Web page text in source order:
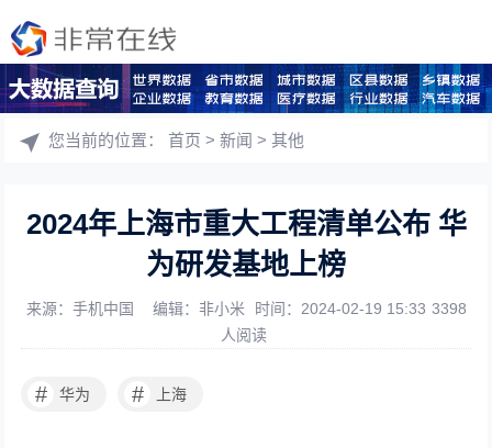
您当前的位置：首页 >新闻 >其他
2024年上海市重大工程清单公布 华
为研发基地上榜
来源：手机中国 编辑：非小米 时间：2024-02-19 15:33 3398
人阅读
# 华为 # 上海